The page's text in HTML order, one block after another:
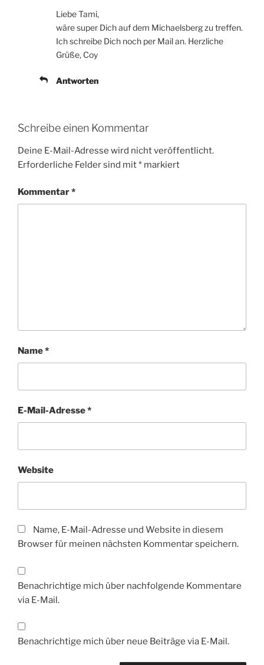
Liebe Tami,
wäre super Dich auf dem Michaelsberg zu treffen.
Ich schreibe Dich noch per Mail an. Herzliche
Grüße, Coy
Antworten
Schreibe einen Kommentar
Deine E-Mail-Adresse wird nicht veröffentlicht.
Erforderliche Felder sind mit* markiert
Kommentar*
Name*
E-Mail-Adresse*
Website
Name, E-Mail-Adresse und Website in diesem
Browser für meinen nächsten Kommentar speichern.
Benachrichtige mich über nachfolgende Kommentare
via E-Mail.
Benachrichtige mich über neue Beiträge via E-Mail.